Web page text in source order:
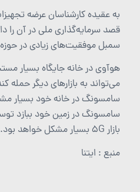
قصد سرمایه‌گذاری ملی در آن را
سمبل موفقیت‌های زیادی در حوزه 5G باشد.
هوآوی در خانه جایگاه بسیار
می‌تواند به بازارهای دیگر حمله
سامسونگ در خانه خود بسیار
سامسونگ در زمین خود ببازد
بازار 5G بسیار مشکل خواهد بود.
منبع : ایتنا